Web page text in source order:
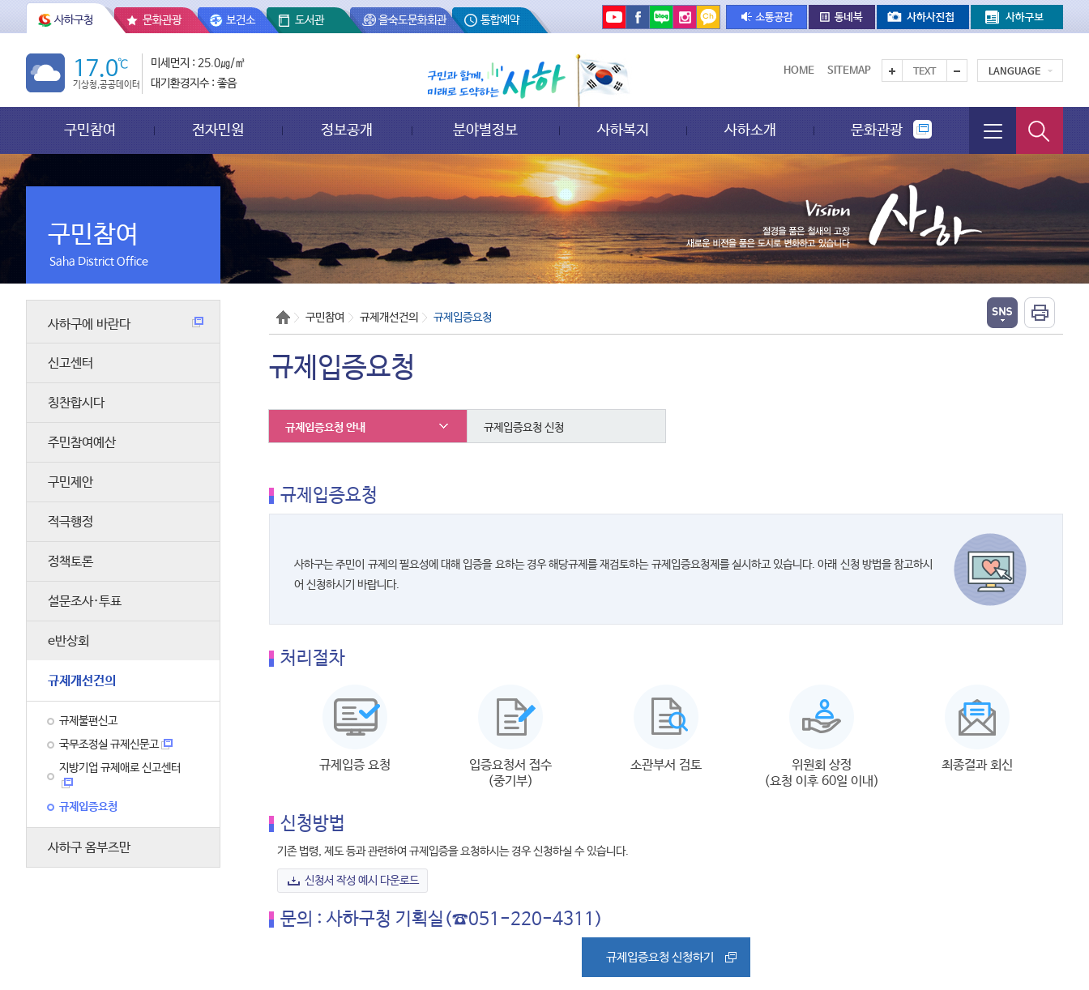
사하구청 문화관광 보건소 도서관 을숙도문화회관 통합예약
17.0℃
기상청,공공데이터
미세먼지 : 25.0㎍/㎥
대기환경지수 : 좋음
HOME SITEMAP TEXT LANGUAGE
구민참여 전자민원 정보공개 분야별정보 사하복지 사하소개 문화관광
구민참여
Saha District Office
사하구에 바란다
신고센터
칭찬합시다
주민참여예산
구민제안
적극행정
정책토론
설문조사·투표
e반상회
규제개선건의
규제불편신고
국무조정실 규제신문고
지방기업 규제애로 신고센터
규제입증요청
사하구 옴부즈만
구민참여 규제개선건의 규제입증요청
규제입증요청
규제입증요청 안내 규제입증요청 신청
규제입증요청
사하구는 주민이 규제의 필요성에 대해 입증을 요하는 경우 해당규제를 재검토하는 규제입증요청제를 실시하고 있습니다. 아래 신청 방법을 참고하시
어 신청하시기 바랍니다.
처리절차
규제입증 요청
입증요청서 접수
(중기부)
소관부서 검토
위원회 상정
(요청 이후 60일 이내)
최종결과 회신
신청방법
기존 법령, 제도 등과 관련하여 규제입증을 요청하시는 경우 신청하실 수 있습니다.
신청서 작성 예시 다운로드
문의 : 사하구청 기획실(☎051-220-4311)
규제입증요청 신청하기